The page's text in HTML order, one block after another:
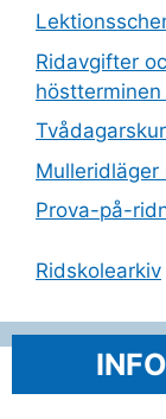
Ridavgifter
Mulleridläger
Prova-på-
Ridskolearkiv